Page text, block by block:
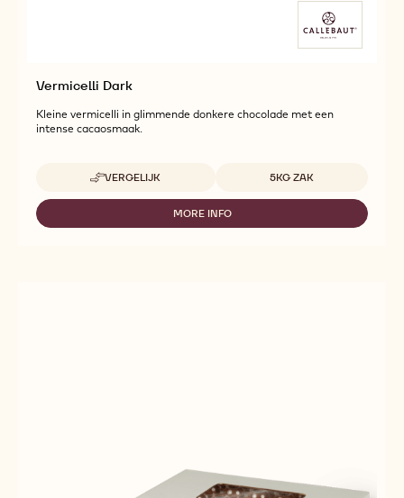
Vermicelli Dark
Kleine vermicelli in glimmende donkere chocolade met een
intense cacaosmaak.
VERGELIJK
-
VERMICELLI
Beschikbare maten
5KG ZAK
MORE INFO
-